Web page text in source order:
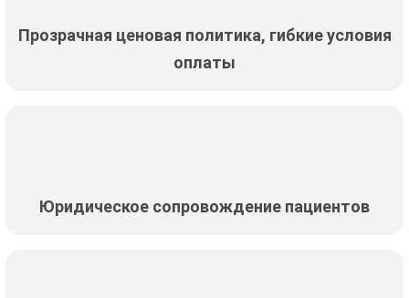
Прозрачная ценовая политика, гибкие условия
оплаты
Юридическое сопровождение пациентов